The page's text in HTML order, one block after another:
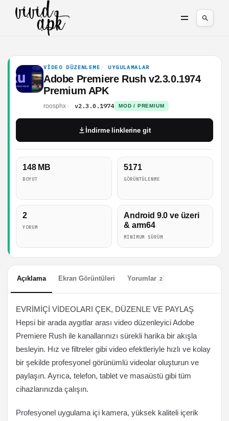
VIDEO DÜZENLEME UYGULAMALAR
Adobe Premiere Rush v2.3.0.1974
Premium APK
roosphx v2.3.0.1974 MOD / PREMIUM
148 MB
BOYUT
5171
GÖRÜNTÜLENME
2
YORUM
Android 9.0 ve üzeri
& arm64
MINIMUM SÜRÜM
İndirme linklerine git
Açıklama Ekran Görüntüleri Yorumlar 2
EVRİMİÇİ VİDEOLARI ÇEK, DÜZENLE VE PAYLAŞ
Hepsi bir arada aygıtlar arası video düzenleyici Adobe
Premiere Rush ile kanallarınızı sürekli harika bir akışla
besleyin. Hız ve filtreler gibi video efektleriyle hızlı ve kolay
bir şekilde profesyonel görünümlü videolar oluşturun ve
paylaşın. Ayrıca, telefon, tablet ve masaüstü gibi tüm
cihazlarınızda çalışın.
Profesyonel uygulama içi kamera, yüksek kaliteli içerik